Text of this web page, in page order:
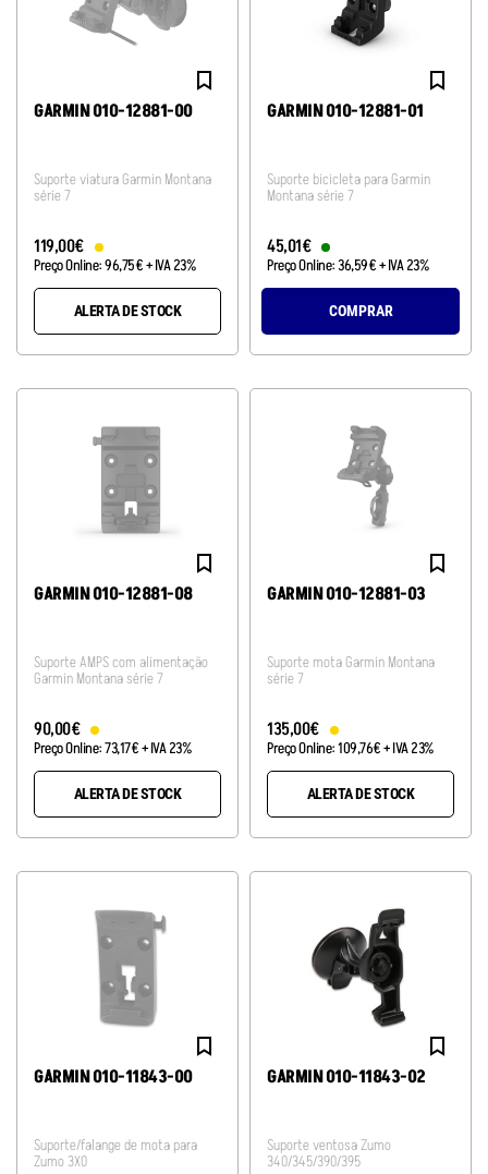
GARMIN 010-12881-00
Suporte viatura Garmin Montana
série 7
119,00€
Preço Online:96,75€+ IVA 23%
ALERTA DE STOCK
GARMIN 010-12881-01
Suporte bicicleta para Garmin
Montana série 7
45,01€
Preço Online:36,59€+ IVA 23%
COMPRAR
GARMIN 010-12881-08
Suporte AMPS com alimentação
Garmin Montana série 7
90,00€
Preço Online:73,17€+ IVA 23%
ALERTA DE STOCK
GARMIN 010-12881-03
Suporte mota Garmin Montana
série 7
135,00€
Preço Online:109,76€+ IVA 23%
ALERTA DE STOCK
GARMIN 010-11843-00
Suporte/falange de mota para
Zumo 3X0
GARMIN 010-11843-02
Suporte ventosa Zumo
340/345/390/395